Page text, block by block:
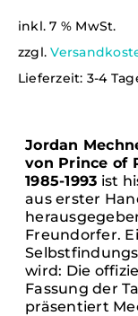
/
inkl. 7 % MwSt.
zzgl.
Lieferzeit: 3-4
Jordan
von Prince of
1985-1993 ist
aus erster
Freundorfer.
wird: Die
Fassung der
präsentiert